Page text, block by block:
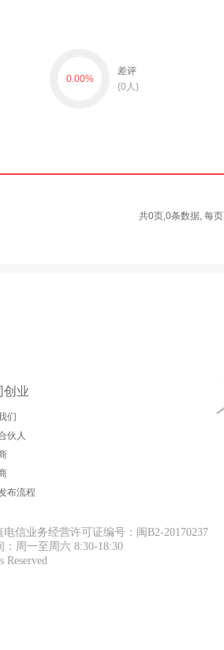
0.00%
差评
(0 人)
共0页,0条数据, 每页
创业
们
伙人
布流程
信业务经营许可证编号：闽B2-20170237
周一至周六 8:30-18:30
Reserved